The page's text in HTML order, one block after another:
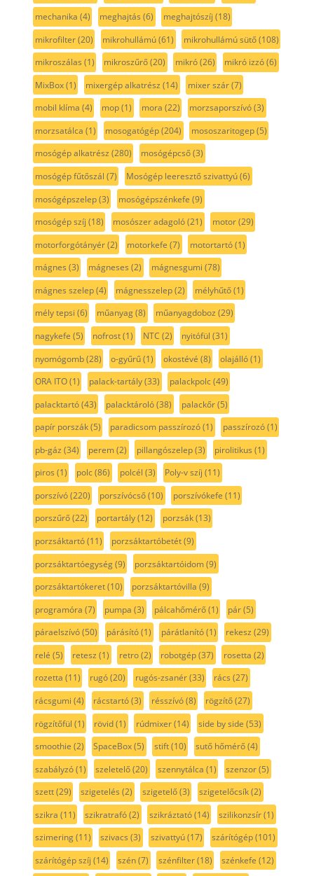
mechanika (4) meghajtás (6) meghajtószíj (18)
mikrofilter(20) mikrohullámú(61) mikrohullámú sütő(108)
mikroszálas (1) mikroszűrő(20) mikró(26) mikró izzó(6)
MixBox(1) mixergép alkatrész (14) mixer szár(7)
mobil klíma (4) mop(1) mora (22) morzsaporszívó(3)
morzsatálca (1) mosogatógép(204) mososzaritogep(5)
mosógép alkatrész (280) mosógépcső(3)
mosógép fűtőszál (7) Mosógép leeresztő szivattyú(6)
mosógépszelep(3) mosógépszénkefe (9)
mosógép szíj (18) mosószer adagoló(21) motor(29)
motorforgótányér(2) motorkefe (7) motortartó(1)
mágnes (3) mágneses (2) mágnesgumi (78)
mágnes szelep(4) mágnesszelep(2) mélyhűtő(1)
mély tepsi (6) műanyag(8) műanyagdoboz (29)
nagykefe (5) nofrost(1) NTC (2) nyitófül (31)
nyomógomb(28) o-gyűrű(1) okostévé (8) olajálló(1)
ORA ITO(1) palack-tartály(33) palackpolc(49)
palacktartó(43) palacktároló(38) palackőr(5)
papír porszák(5) paradicsom passzírozó(1) passzírozó(1)
pb-gáz (34) perem(2) pillangószelep(3) pirolitikus (1)
piros (1) polc(86) polcél (3) Poly-v szíj (11)
porszívó(220) porszívócső(10) porszívókefe (11)
porszűrő(22) portartály(12) porzsák(13)
porzsáktartó(11) porzsáktartóbetét(9)
porzsáktartóegység(9) porzsáktartóidom(9)
porzsáktartókeret(10) porzsáktartóvilla (9)
programóra (7) pumpa (3) pálcahőmérő(1) pár(5)
páraelszívó(50) párásító(1) párátlanító(1) rekesz (29)
relé (5) retesz (1) retro(2) robotgép(37) rosetta (2)
rozetta (11) rugó(20) rugós-zsanér(33) rács (27)
rácsgumi (4) rácstartó(3) résszívó(8) rögzítő(27)
rögzítőfül (1) rövid(1) rúdmixer(14) side by side (53)
smoothie (2) SpaceBox(5) stift(10) sutő hőmérő(4)
szabályzó(1) szeletelő(20) szennytálca (1) szenzor(5)
szett(29) szigetelés (2) szigetelő(3) szigetelőcsík(2)
szikra (11) szikratrafó(2) szikráztató(14) szilikonzsír(1)
szimering(11) szivacs (3) szivattyú(17) szárítógép(101)
szárítógép szíj (14) szén(7) szénfilter(18) szénkefe (12)